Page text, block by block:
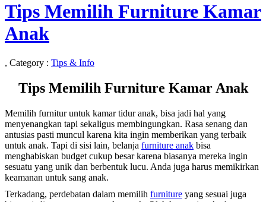
Tips Memilih Furniture Kamar
Anak
, Category : Tips & Info
Tips Memilih Furniture Kamar Anak
Memilih furnitur untuk kamar tidur anak, bisa jadi hal yang
menyenangkan tapi sekaligus membingungkan. Rasa senang dan
antusias pasti muncul karena kita ingin memberikan yang terbaik
untuk anak. Tapi di sisi lain, belanja furniture anak bisa
menghabiskan budget cukup besar karena biasanya mereka ingin
sesuatu yang unik dan berbentuk lucu. Anda juga harus memikirkan
keamanan untuk sang anak.
Terkadang, perdebatan dalam memilih furniture yang sesuai juga